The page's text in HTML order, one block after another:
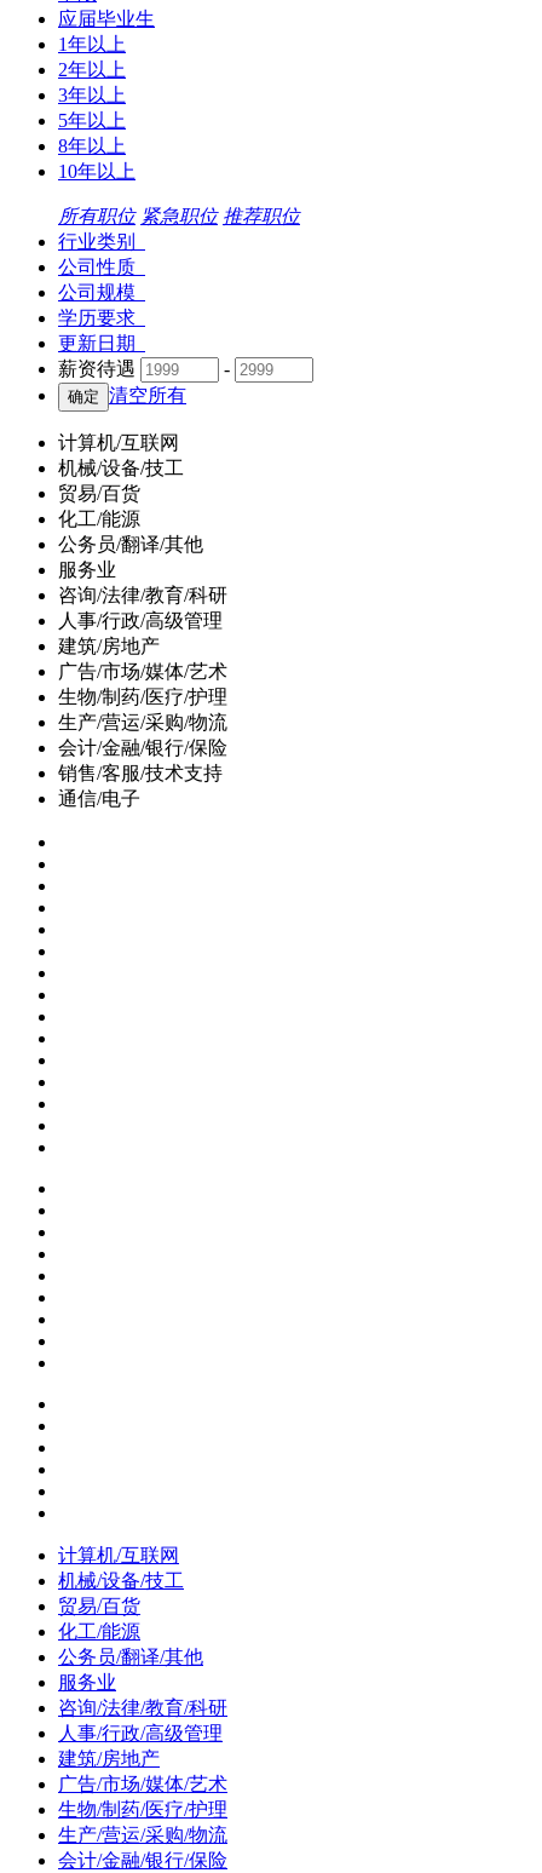
应届毕业生
1年以上
2年以上
3年以上
5年以上
8年以上
10年以上
所有职位 紧急职位 推荐职位
行业类别
公司性质
公司规模
学历要求
更新日期
薪资待遇
-
清空所有
计算机/互联网
机械/设备/技工
贸易/百货
化工/能源
公务员/翻译/其他
服务业
咨询/法律/教育/科研
人事/行政/高级管理
建筑/房地产
广告/市场/媒体/艺术
生物/制药/医疗/护理
生产/营运/采购/物流
会计/金融/银行/保险
销售/客服/技术支持
通信/电子
计算机/互联网
机械/设备/技工
贸易/百货
化工/能源
公务员/翻译/其他
服务业
咨询/法律/教育/科研
人事/行政/高级管理
建筑/房地产
广告/市场/媒体/艺术
生物/制药/医疗/护理
生产/营运/采购/物流
会计/金融/银行/保险